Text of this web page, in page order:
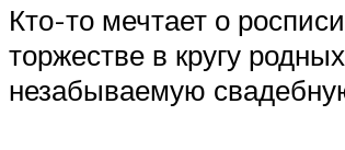
Кто-то мечтает о
торжестве в кругу
незабываемую